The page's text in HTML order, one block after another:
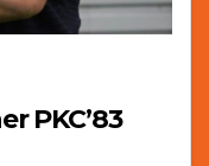
PKC’83